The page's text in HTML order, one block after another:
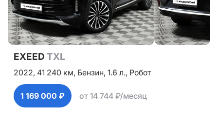
EXEED TXL
2022, 41 240 км, Бензин, 1.6 л., Робот
1 169 000 ₽ от 14 744 ₽/месяц